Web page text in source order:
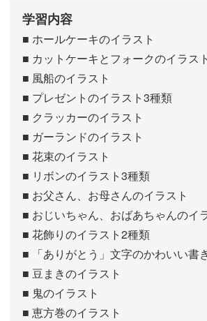
学習内容
■ ホールケーキのイラスト
■ カットケーキとフォークのイラスト
■ 風船のイラスト
■ プレゼントのイラスト3種類
■ クラッカーのイラスト
■ ガーランドのイラスト
■ 花束のイラスト
■ リボンのイラスト3種類
■ お父さん、お母さんのイラスト
■ おじいちゃん、おばあちゃんのイ
■ 花飾りのイラスト2種類
■ 「ありがとう」文字のかわいい書
■ 豆まきのイラスト
■ 鬼のイラスト
■ 恵方巻のイラスト